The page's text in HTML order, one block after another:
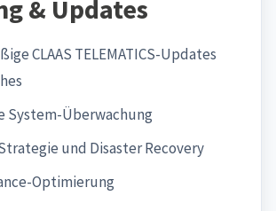
& Updates
CLAAS TELEMATICS-Updates
System-Überwachung
und Disaster Recovery
Optimierung